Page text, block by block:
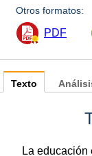
Otros formatos:
PDF
Texto
La